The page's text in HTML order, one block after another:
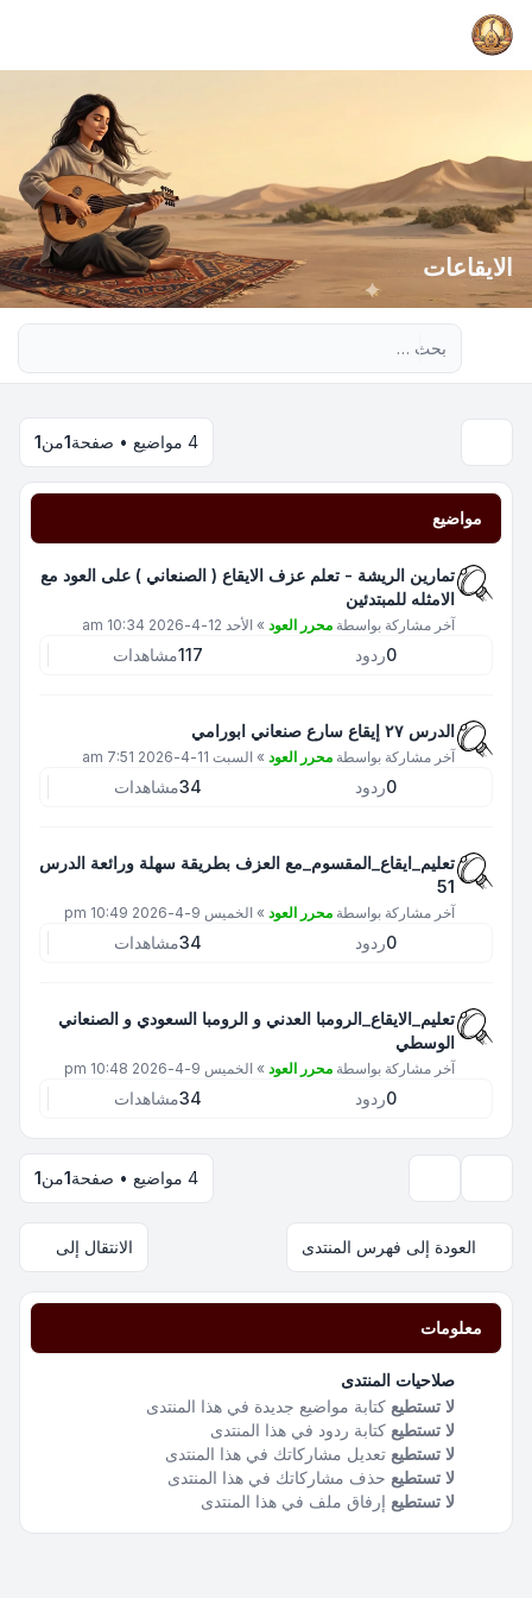
الايقاعات
4 مواضيع • صفحة 1من1
مواضيع
تمارين الريشة - تعلم عزف الايقاع ( الصنعاني ) على العود مع
الامثله للمبتدئين
آخر مشاركة بواسطة محرر العود » الأحد 12-4-2026 10:34 am
0ردود 117مشاهدات
الدرس ٢٧ إيقاع سارع صنعاني ابورامي
آخر مشاركة بواسطة محرر العود » السبت 11-4-2026 7:51 am
0ردود 34مشاهدات
تعليم_ايقاع_المقسوم_مع العزف بطريقة سهلة ورائعة الدرس
51
آخر مشاركة بواسطة محرر العود » الخميس 9-4-2026 10:49 pm
0ردود 34مشاهدات
تعليم_الايقاع_الرومبا العدني و الرومبا السعودي و الصنعاني
الوسطي
آخر مشاركة بواسطة محرر العود » الخميس 9-4-2026 10:48 pm
0ردود 34مشاهدات
4 مواضيع • صفحة 1من1
العودة إلى فهرس المنتدى الانتقال إلى
معلومات
صلاحيات المنتدى
لا تستطيع كتابة مواضيع جديدة في هذا المنتدى
لا تستطيع كتابة ردود في هذا المنتدى
لا تستطيع تعديل مشاركاتك في هذا المنتدى
لا تستطيع حذف مشاركاتك في هذا المنتدى
لا تستطيع إرفاق ملف في هذا المنتدى